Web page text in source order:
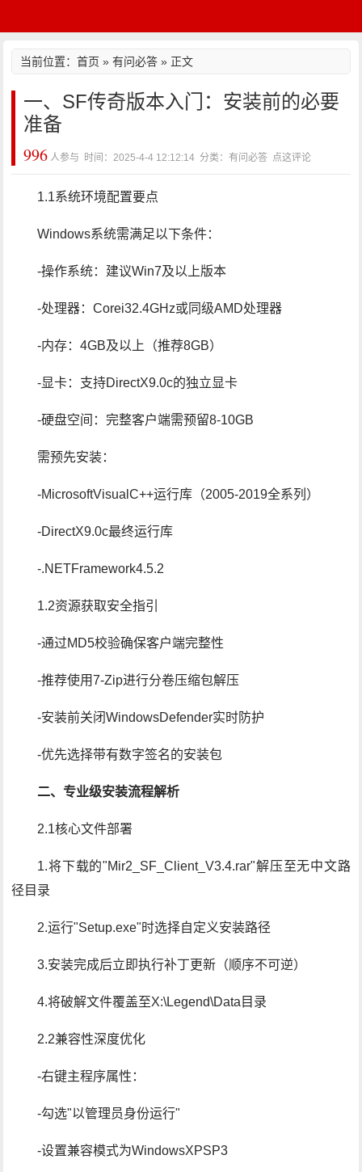
当前位置：首页 »有问必答 » 正文
一、SF传奇版本入门：安装前的必要
准备
996 人参与 时间：2025-4-4 12:12:14 分类：有问必答 点这评论
1.1系统环境配置要点
Windows系统需满足以下条件：
-操作系统：建议Win7及以上版本
-处理器：Corei32.4GHz或同级AMD处理器
-内存：4GB及以上（推荐8GB）
-显卡：支持DirectX9.0c的独立显卡
-硬盘空间：完整客户端需预留8-10GB
需预先安装：
-MicrosoftVisualC++运行库（2005-2019全系列）
-DirectX9.0c最终运行库
-.NETFramework4.5.2
1.2资源获取安全指引
-通过MD5校验确保客户端完整性
-推荐使用7-Zip进行分卷压缩包解压
-安装前关闭WindowsDefender实时防护
-优先选择带有数字签名的安装包
二、专业级安装流程解析
2.1核心文件部署
1.将下载的"Mir2_SF_Client_V3.4.rar"解压至无中文路
径目录
2.运行"Setup.exe"时选择自定义安装路径
3.安装完成后立即执行补丁更新（顺序不可逆）
4.将破解文件覆盖至X:\Legend\Data目录
2.2兼容性深度优化
-右键主程序属性：
-勾选"以管理员身份运行"
-设置兼容模式为WindowsXPSP3